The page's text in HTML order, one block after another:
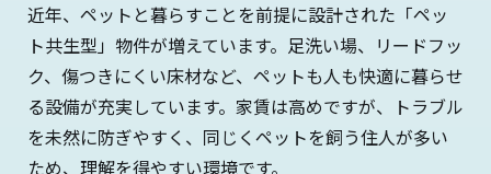
近年、ペットと暮らすことを前提に設計された「ペッ
ト共生型」物件が増えています。足洗い場、リードフッ
ク、傷つきにくい床材など、ペットも人も快適に暮らせ
る設備が充実しています。家賃は高めですが、トラブル
を未然に防ぎやすく、同じくペットを飼う住人が多い
ため、理解を得やすい環境です。